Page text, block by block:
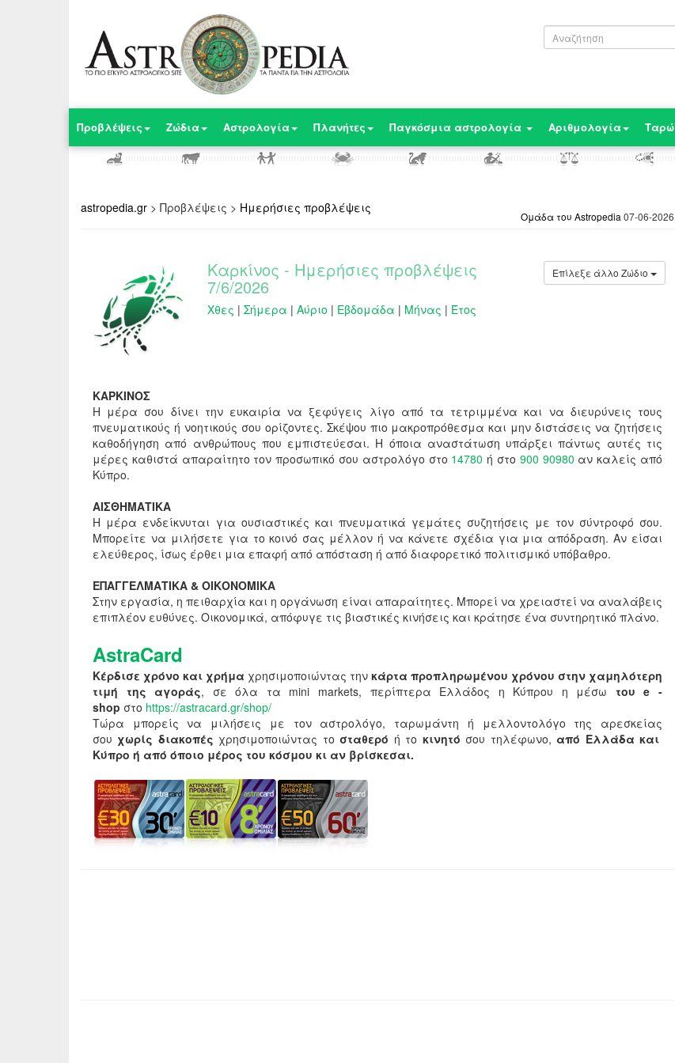
Προβλέψεις Ζώδια Αστρολογία Πλανήτες Παγκόσμια αστρολογία Αριθμολογία Ταρώ
Ομάδα του Astropedia 07-06-2026
astropedia.gr > Προβλέψεις > Ημερήσιες προβλέψεις
Καρκίνος - Ημερήσιες προβλέψεις
7/6/2026
Χθες | Σήμερα | Αύριο | Εβδομάδα | Μήνας | Έτος
Επίλεξε άλλο Ζώδιο
ΚΑΡΚΙΝΟΣ
Η μέρα σου δίνει την ευκαιρία να ξεφύγεις λίγο από τα τετριμμένα και να διευρύνεις τους
πνευματικούς ή νοητικούς σου ορίζοντες. Σκέψου πιο μακροπρόθεσμα και μην διστάσεις να ζητήσεις
καθοδήγηση από ανθρώπους που εμπιστεύεσαι. Η όποια αναστάτωση υπάρξει πάντως αυτές τις
μέρες καθιστά απαραίτητο τον προσωπικό σου αστρολόγο στο 14780 ή στο 900 90980 αν καλείς από
Κύπρο.
ΑΙΣΘΗΜΑΤΙΚΑ
Η μέρα ενδείκνυται για ουσιαστικές και πνευματικά γεμάτες συζητήσεις με τον σύντροφό σου.
Μπορείτε να μιλήσετε για το κοινό σας μέλλον ή να κάνετε σχέδια για μια απόδραση. Αν είσαι
ελεύθερος, ίσως έρθει μια επαφή από απόσταση ή από διαφορετικό πολιτισμικό υπόβαθρο.
ΕΠΑΓΓΕΛΜΑΤΙΚΑ & ΟΙΚΟΝΟΜΙΚΑ
Στην εργασία, η πειθαρχία και η οργάνωση είναι απαραίτητες. Μπορεί να χρειαστεί να αναλάβεις
επιπλέον ευθύνες. Οικονομικά, απόφυγε τις βιαστικές κινήσεις και κράτησε ένα συντηρητικό πλάνο.
AstraCard
Κέρδισε χρόνο και χρήμα χρησιμοποιώντας την κάρτα προπληρωμένου χρόνου στην χαμηλότερη
τιμή της αγοράς, σε όλα τα mini markets, περίπτερα Ελλάδος η Κύπρου η μέσω του e -
shop στο https://astracard.gr/shop/
Τώρα μπορείς να μιλήσεις με τον αστρολόγο, ταρωμάντη ή μελλοντολόγο της αρεσκείας
σου χωρίς διακοπές χρησιμοποιώντας το σταθερό ή το κινητό σου τηλέφωνο,από Ελλάδα και
Κύπρο ή από όποιο μέρος του κόσμου κι αν βρίσκεσαι.